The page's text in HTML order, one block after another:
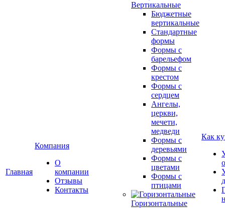
Главная
Компания
О
компании
Отзывы
Контакты
Вертикальные
Бюджетные
вертикальные
Стандартные
формы
Формы с
барельефом
Формы с
крестом
Формы с
сердцем
Ангелы,
церкви,
мечети,
медведи
Формы с
деревьями
Формы с
цветами
Формы с
птицами
Горизонтальные
Как